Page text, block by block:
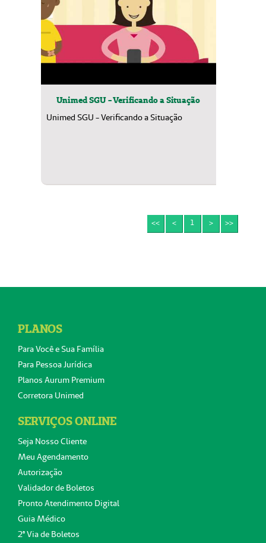
Unimed SGU - Verificando a Situação
Unimed SGU - Verificando a Situação
<< < 1 > >>
PLANOS
Para Você e Sua Família
Para Pessoa Jurídica
Planos Aurum Premium
Corretora Unimed
SERVIÇOS ONLINE
Seja Nosso Cliente
Meu Agendamento
Autorização
Validador de Boletos
Pronto Atendimento Digital
Guia Médico
2ª Via de Boletos